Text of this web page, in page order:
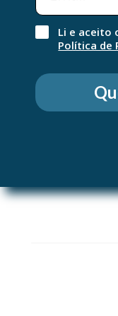
"queimadura" por
Artermia Salina:
danos dos UV, com
Agite bem
frequência e
nadar,
Li e aceito
Política de